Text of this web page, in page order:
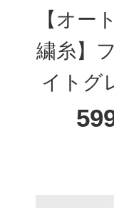
【オー
繍糸】
イトグ